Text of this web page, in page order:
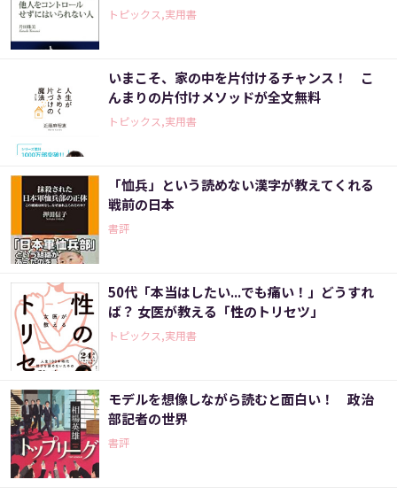
トピックス,実用書
いまこそ、家の中を片付けるチャンス！ こ
んまりの片付けメソッドが全文無料
トピックス,実用書
「恤兵」という読めない漢字が教えてくれる
戦前の日本
書評
50代「本当はしたい...でも痛い！」どうすれ
ば？ 女医が教える「性のトリセツ」
トピックス,実用書
モデルを想像しながら読むと面白い！ 政治
部記者の世界
書評